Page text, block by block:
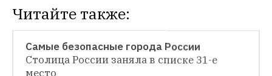
Читайте также:
НОВОСТИ
НОВОСТИ
Самые безопасные города России
Столица России заняла в списке 31-е
место